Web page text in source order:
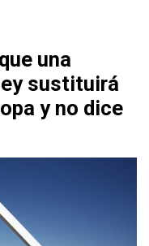
una
sustituirá
y no dice